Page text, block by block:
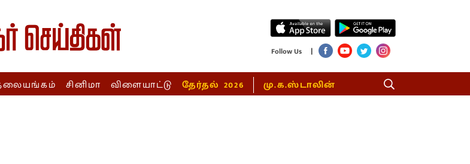
Follow Us |
சினிமா விளையாட்டு தேர்தல் 2026 மு.க.ஸ்டாலின்